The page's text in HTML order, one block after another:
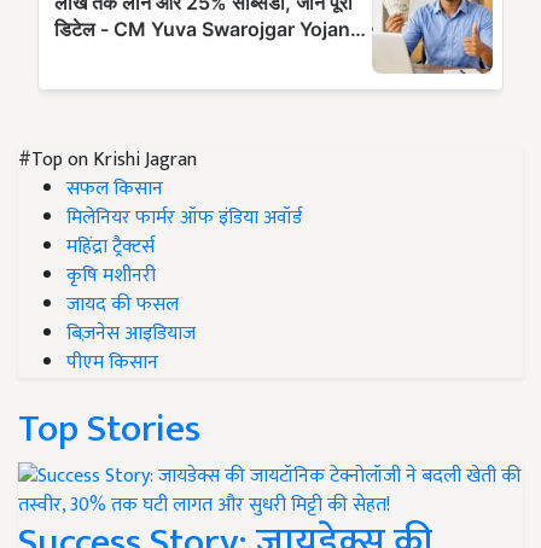
#Top on Krishi Jagran
सफल किसान
मिलेनियर फार्मर ऑफ इंडिया अवॉर्ड
महिंद्रा ट्रैक्टर्स
कृषि मशीनरी
जायद की फसल
बिज़नेस आइडियाज
पीएम किसान
Top Stories